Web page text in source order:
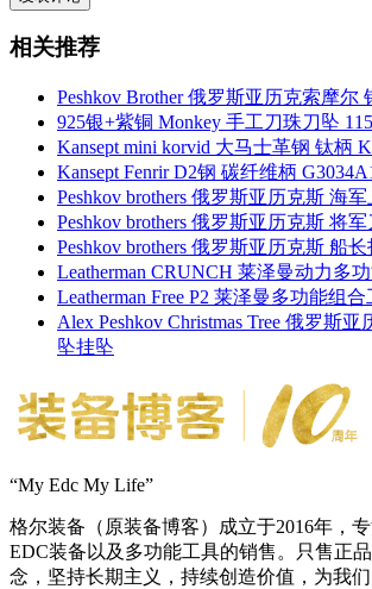
相关推荐
Peshkov Brother 俄罗斯亚历克索摩尔
925银+紫铜 Monkey 手工刀珠刀坠
Kansept mini korvid 大马士革钢 钛柄
Kansept Fenrir D2钢 碳纤维柄
Peshkov brothers 俄罗斯亚历克斯 海
Peshkov brothers 俄罗斯亚历克斯 将
Peshkov brothers 俄罗斯亚历克斯 船
Leatherman CRUNCH 莱泽曼动力多
Leatherman Free P2 莱泽曼多功能组
Alex Peshkov Christmas Tree 俄罗斯
坠挂坠
“My Edc My Life”
格尔装备（原装备博客）成立于2016年，专
EDC装备以及多功能工具的销售。只售正
念，坚持长期主义，持续创造价值，为我